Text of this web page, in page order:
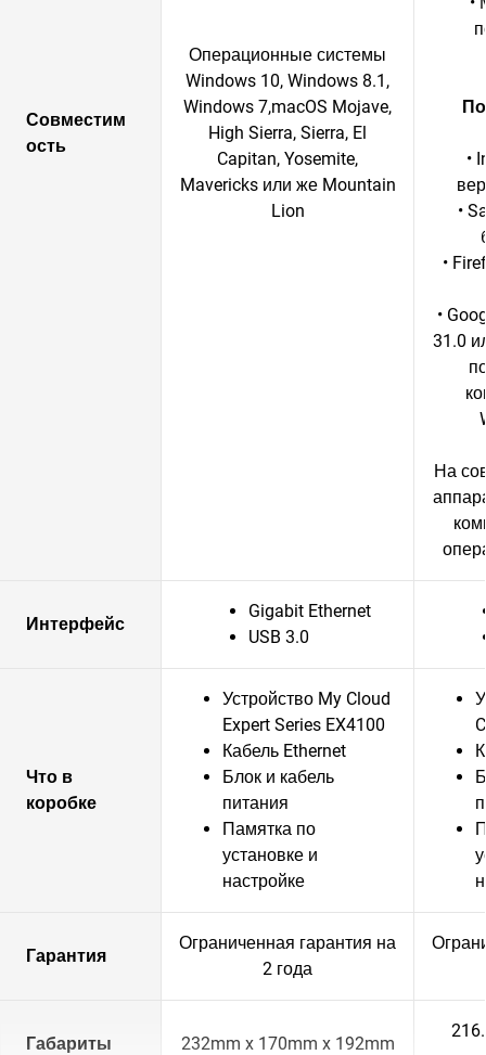
Совместим
ость
Операционные системы
Windows 10, Windows 8.1,
Windows 7,macOS Mojave,
High Sierra, Sierra, El
Capitan, Yosemite,
Mavericks или же Mountain
Lion
•
•
•
•
31.0
На
Интерфейс
Gigabit Ethernet
USB 3.0
Что в
коробке
Устройство My Cloud
Expert Series EX4100
Кабель Ethernet
Блок и кабель
питания
Памятка по
установке и
настройке
Гарантия
Ограниченная гарантия на
2 года
Габариты 232mm x 170mm x 192mm